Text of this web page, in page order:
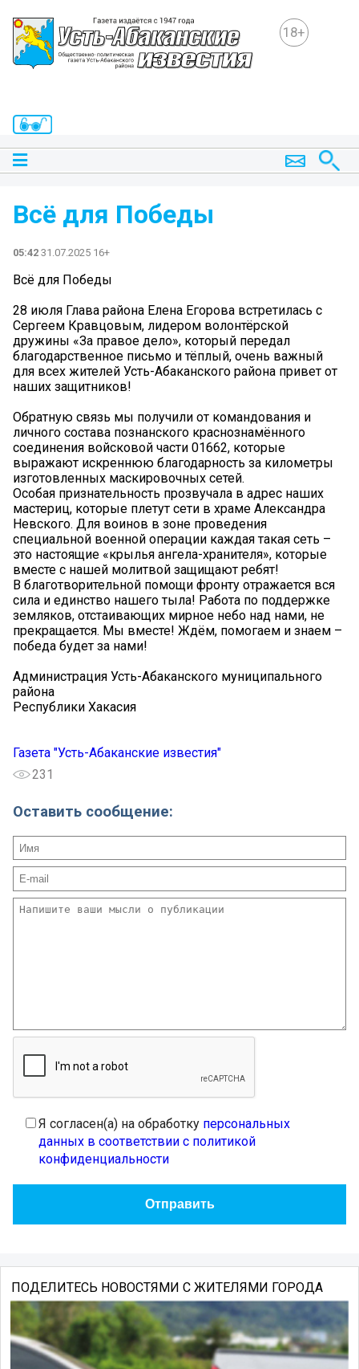
18+
Всё для Победы
05:42 31.07.2025 16+
Всё для Победы
28 июля Глава района Елена Егорова встретилась с
Сергеем Кравцовым, лидером волонтёрской
дружины «За правое дело», который передал
благодарственное письмо и тёплый, очень важный
для всех жителей Усть-Абаканского района привет от
наших защитников!
Обратную связь мы получили от командования и
личного состава познанского краснознамённого
соединения войсковой части 01662, которые
выражают искреннюю благодарность за километры
изготовленных маскировочных сетей.
Особая признательность прозвучала в адрес наших
мастериц, которые плетут сети в храме Александра
Невского. Для воинов в зоне проведения
специальной военной операции каждая такая сеть –
это настоящие «крылья ангела-хранителя», которые
вместе с нашей молитвой защищают ребят!
В благотворительной помощи фронту отражается вся
сила и единство нашего тыла! Работа по поддержке
земляков, отстаивающих мирное небо над нами, не
прекращается. Мы вместе! Ждём, помогаем и знаем –
победа будет за нами!
Администрация Усть-Абаканского муниципального
района
Республики Хакасия
Газета "Усть-Абаканские известия"
231
Оставить сообщение:
Я согласен(а) на обработку персональных
данных в соответствии с политикой
конфиденциальности
ПОДЕЛИТЕСЬ НОВОСТЯМИ С ЖИТЕЛЯМИ ГОРОДА